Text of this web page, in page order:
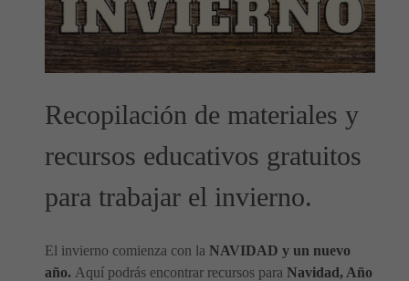
Recopilación de materiales y
recursos educativos gratuitos
para trabajar el invierno.
El invierno comienza con la NAVIDAD y un nuevo
año. Aquí podrás encontrar recursos para Navidad, Año